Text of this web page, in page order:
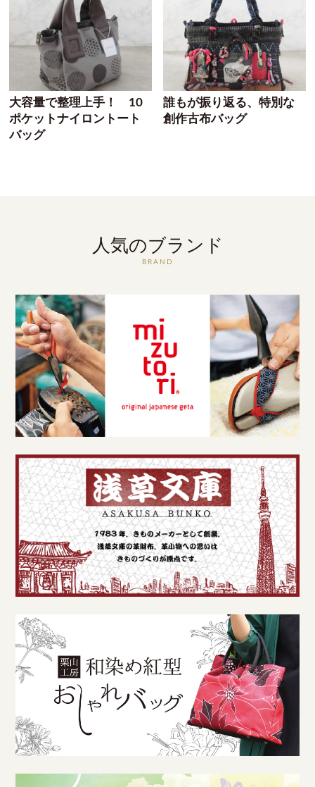
大容量で整理上手！ 10
ポケットナイロントート
バッグ
誰もが振り返る、特別な
創作古布バッグ
人気のブランド
BRAND